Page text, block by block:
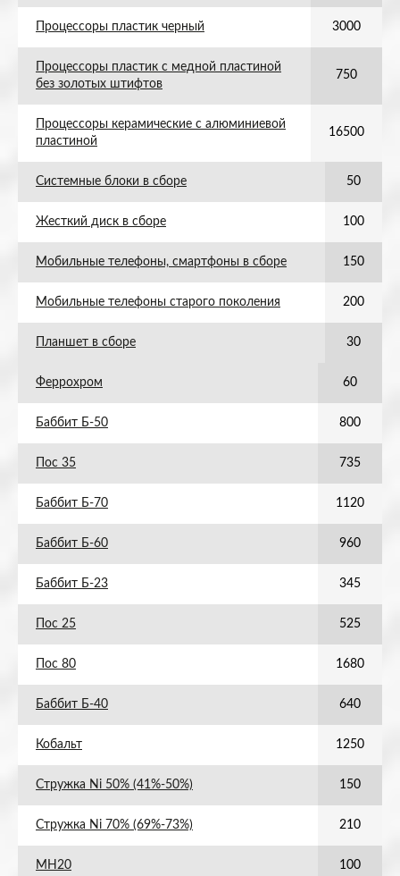
Процессоры пластик черный 3000
Процессоры пластик с медной пластиной
без золотых штифтов
750
Процессоры керамические с алюминиевой
пластиной
16500
Системные блоки в сборе 50
Жесткий диск в сборе 100
Мобильные телефоны, смартфоны в сборе 150
Мобильные телефоны старого поколения 200
Планшет в сборе 30
Феррохром 60
Баббит Б-50 800
Пос 35 735
Баббит Б-70 1120
Баббит Б-60 960
Баббит Б-23 345
Пос 25 525
Пос 80 1680
Баббит Б-40 640
Кобальт 1250
Стружка Ni 50% (41%-50%) 150
Стружка Ni 70% (69%-73%) 210
МН20 100